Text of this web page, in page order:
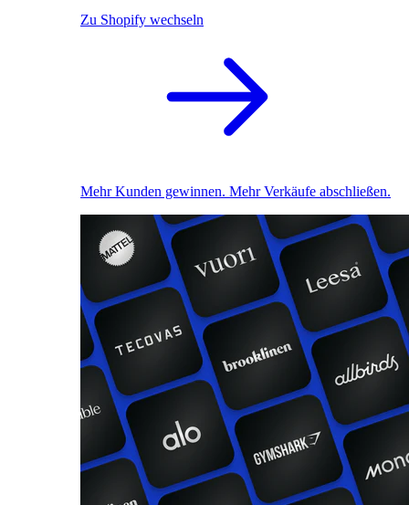
Zu Shopify wechseln
Mehr Kunden gewinnen. Mehr Verkäufe abschließen.